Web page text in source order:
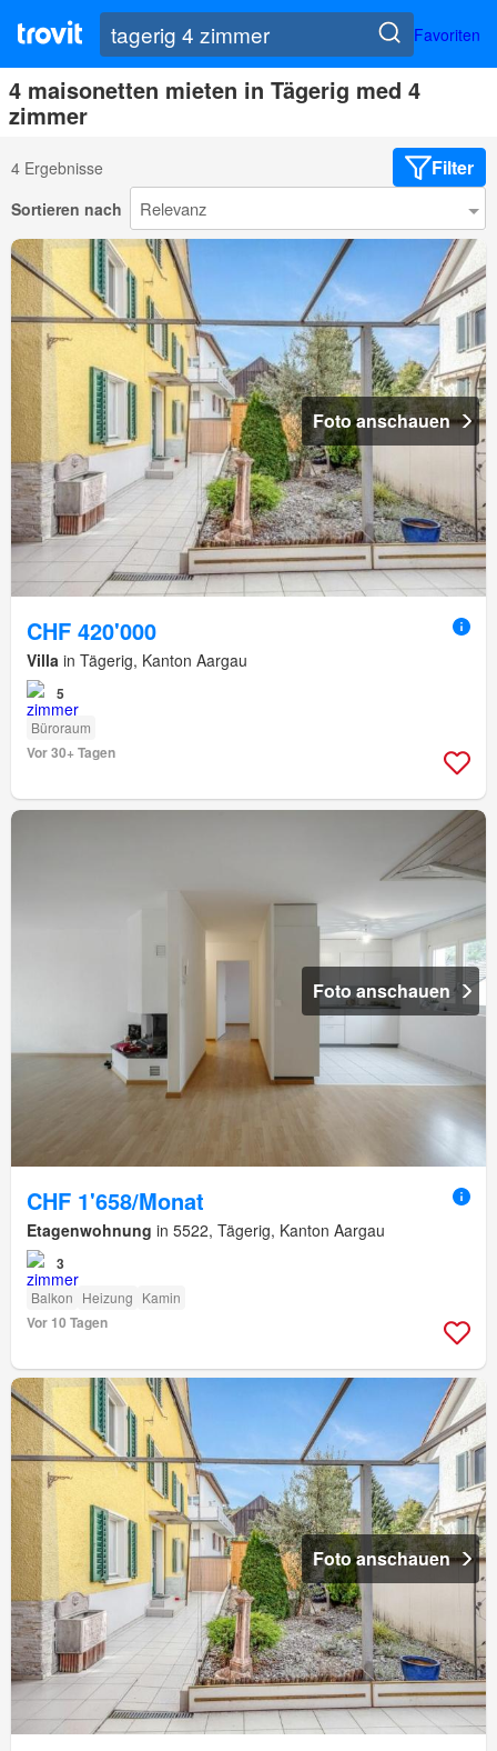
Favoriten
4 maisonetten mieten in Tägerig med 4
zimmer
4 Ergebnisse Filter
Sortieren nach
Foto anschauen
CHF 420'000
Villa in Tägerig, Kanton Aargau
5
Büroraum
Vor 30+ Tagen
Foto anschauen
CHF 1'658/Monat
Etagenwohnung in 5522, Tägerig, Kanton Aargau
3
Balkon Heizung Kamin
Vor 10 Tagen
Foto anschauen